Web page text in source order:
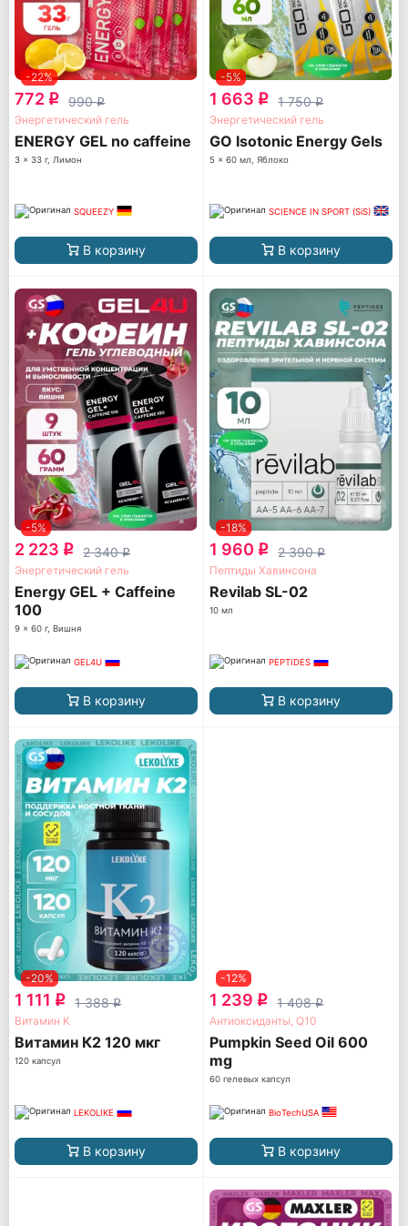
-22%
772 q 990q
Энергетический гель
ENERGY GEL no caffeine
3 x 33 г, Лимон
SQUEEZY
В корзину
-5%
1 663 q 1 750q
Энергетический гель
GO Isotonic Energy Gels
5 x 60 мл, Яблоко
SCIENCE IN SPORT (SiS)
В корзину
-5%
2 223 q 2 340q
Энергетический гель
Energy GEL + Caffeine
100
9 x 60 г, Вишня
GEL4U
В корзину
-18%
1 960 q 2 390q
Пептиды Хавинсона
Revilab SL-02
10 мл
PEPTIDES
В корзину
-20%
1 111 q 1 388q
Витамин K
Витамин К2 120 мкг
120 капсул
LEKOLIKE
В корзину
-12%
1 239 q 1 408q
Антиоксиданты, Q10
Pumpkin Seed Oil 600
mg
60 гелевых капсул
BioTechUSA
В корзину